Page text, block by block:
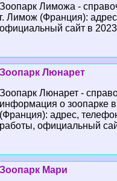
Зоопарк Лиможа -
г. Лимож (Франция):
официальный сайт в 2023
Зоопарк Люнарет
Зоопарк Люнарет -
информация о зоопарке
(Франция): адрес,
работы, официальный
Зоопарк Мари